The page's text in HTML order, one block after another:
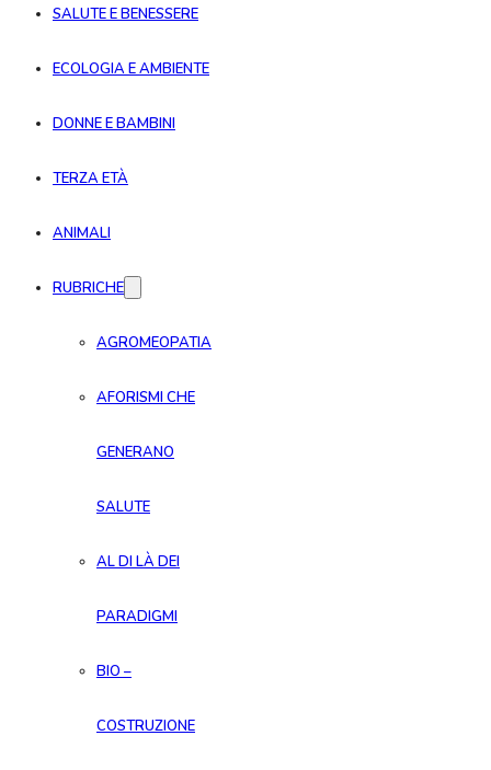
SALUTE E BENESSERE
ECOLOGIA E AMBIENTE
DONNE E BAMBINI
TERZA ETÀ
ANIMALI
RUBRICHE
AGROMEOPATIA
AFORISMI CHE
GENERANO
SALUTE
AL DI LÀ DEI
PARADIGMI
BIO –
COSTRUZIONE